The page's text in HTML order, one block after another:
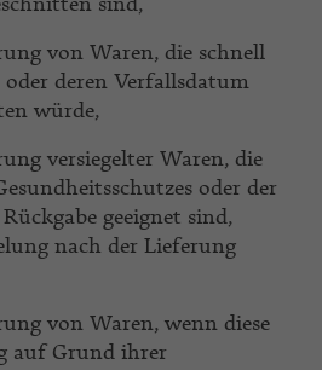
sind,
von Waren, die schnell
deren Verfallsdatum
würde,
versiegelter Waren, die
oder der
geeignet sind,
nach der Lieferung
von Waren, wenn diese
auf Grund ihrer